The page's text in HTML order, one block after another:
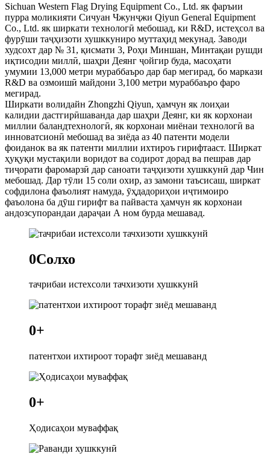
Sichuan Western Flag Drying Equipment Co., Ltd. як фаръии
пурра моликияти Сичуан Чжунҷжи Qiyun General Equipment
Co., Ltd. як ширкати технологӣ мебошад, ки R&D, истеҳсол ва
фурӯши таҷҳизоти хушккуниро муттаҳид мекунад. Заводи
худсохт дар № 31, қисмати 3, Роҳи Миншан, Минтақаи рушди
иқтисодии миллӣ, шаҳри Деянг ҷойгир буда, масоҳати
умумии 13,000 метри мураббаъро дар бар мегирад, бо маркази
R&D ва озмоишӣ майдони 3,100 метри мураббаъро фаро
мегирад.
Ширкати волидайн Zhongzhi Qiyun, ҳамчун як лоиҳаи
калидии дастгирӣшаванда дар шаҳри Деянг, ки як корхонаи
миллии баландтехнологӣ, як корхонаи миёнаи технологӣ ва
инноватсионӣ мебошад ва зиёда аз 40 патенти модели
фоиданок ва як патенти миллии ихтироъ гирифтааст. Ширкат
ҳуқуқи мустақили воридот ва содирот дорад ва пешрав дар
тиҷорати фаромарзӣ дар саноати таҷҳизоти хушккунӣ дар Чин
мебошад. Дар тӯли 15 соли охир, аз замони таъсисаш, ширкат
софдилона фаъолият намуда, ӯҳдадориҳои иҷтимоиро
фаъолона ба дӯш гирифт ва пайваста ҳамчун як корхонаи
андозсупорандаи дараҷаи А ном бурда мешавад.
0Солхо
тачрибаи истехсоли тачхизоти хушккунй
0+
патентхои ихтироот торафт зиёд мешаванд
0+
Ҳодисаҳои муваффақ